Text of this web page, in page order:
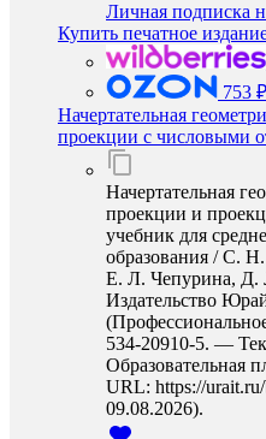
Личная подписка
Купить печатное
753 ₽
Начертательная
проекции с числовыми
Начертательная
проекции и
учебник для
образования / С.
Е. Л. Чепурина,
Издательство
534-20910-5. —
Образовательная
URL: https://
09.08.2026).